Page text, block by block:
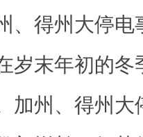
、得州大停电
岁末年初的冬
加州、得州